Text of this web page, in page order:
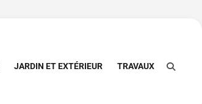
JARDIN ET EXTÉRIEUR TRAVAUX